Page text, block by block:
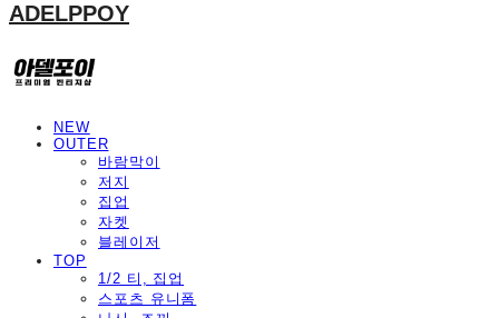
ADELPPOY
NEW
OUTER
바람막이
저지
집업
자켓
블레이저
TOP
1/2 티, 집업
스포츠 유니폼